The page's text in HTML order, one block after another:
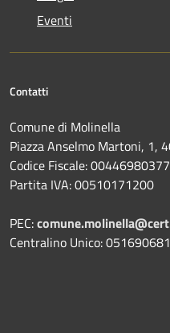
Eventi
Contatti
Comune di Molinella
Piazza Anselmo Martoni, 1,
Codice Fiscale: 00446980377
Partita IVA: 00510171200
PEC:
Centralino Unico: